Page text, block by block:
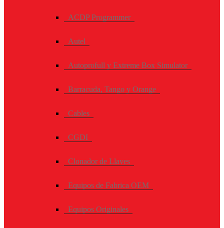
ACDP Programmer
Autel
Autoprofull y Extreme Box Simulator
Barracuda, Tango y Orange
Cables
CGDI
Clonador de Llaves
Equipos de Fabrica OEM
Equipos Originales